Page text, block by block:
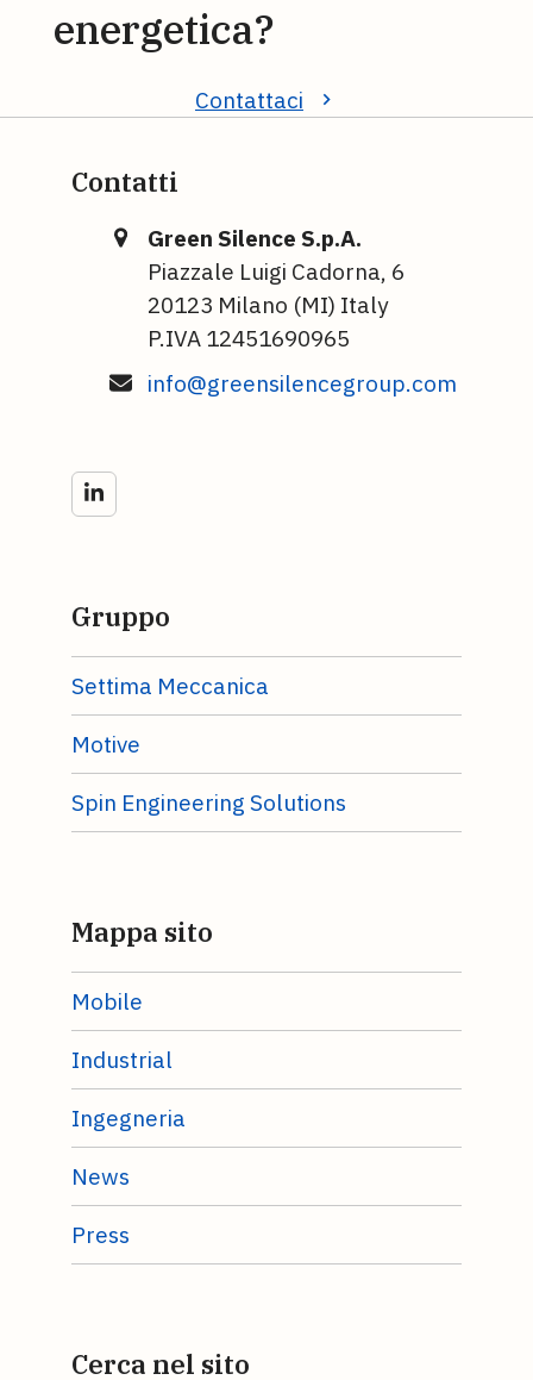
energetica?
Contattaci
Contatti
Green Silence S.p.A.
Piazzale Luigi Cadorna, 6
20123 Milano (MI) Italy
P.IVA 12451690965
info@greensilencegroup.com
LinkedIn
Gruppo
Settima Meccanica
Motive
Spin Engineering Solutions
Mappa sito
Mobile
Industrial
Ingegneria
News
Press
Cerca nel sito